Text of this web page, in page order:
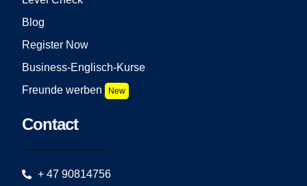
Blog
Register Now
Business-Englisch-Kurse
Freunde werben
New
Contact
+ 47 90814756